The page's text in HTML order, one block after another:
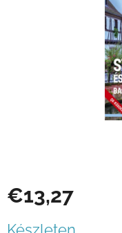
€13,27